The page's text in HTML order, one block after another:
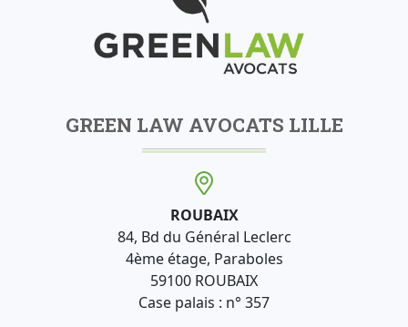
GREEN LAW AVOCATS LILLE
ROUBAIX
84, Bd du Général Leclerc
4ème étage, Paraboles
59100 ROUBAIX
Case palais : n° 357